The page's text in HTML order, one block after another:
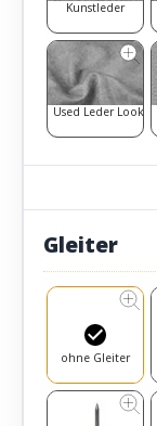
Kunstleder
Used Leder Look
Gleiter
ohne Gleiter